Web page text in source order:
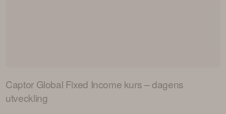
Captor Global Fixed Income kurs – dagens
utveckling